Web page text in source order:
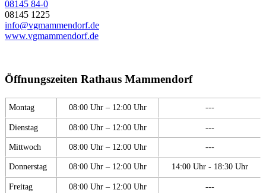
08145 84-0
08145 1225
info@vgmammendorf.de
www.vgmammendorf.de
Öffnungszeiten Rathaus Mammendorf
Montag 08:00 Uhr – 12:00 Uhr ---
Dienstag 08:00 Uhr – 12:00 Uhr ---
Mittwoch 08:00 Uhr – 12:00 Uhr ---
Donnerstag 08:00 Uhr – 12:00 Uhr 14:00 Uhr - 18:30 Uhr
Freitag 08:00 Uhr – 12:00 Uhr ---